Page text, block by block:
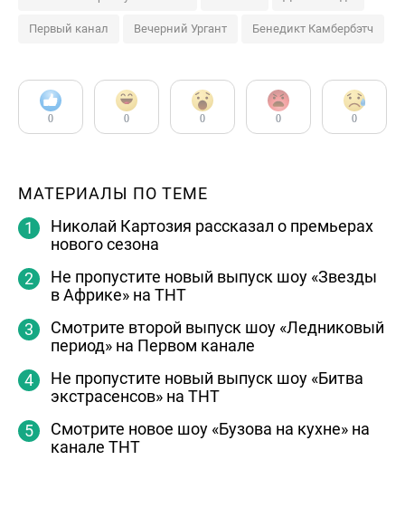
Первый канал Вечерний Ургант Бенедикт Камбербэтч
0 0 0 0 0
МАТЕРИАЛЫ ПО ТЕМЕ
Николай Картозия рассказал о премьерах
нового сезона
Не пропустите новый выпуск шоу «Звезды
в Африке» на ТНТ
Смотрите второй выпуск шоу «Ледниковый
период» на Первом канале
Не пропустите новый выпуск шоу «Битва
экстрасенсов» на ТНТ
Смотрите новое шоу «Бузова на кухне» на
канале ТНТ